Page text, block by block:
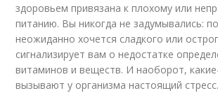
здоровьем привязана к плохому или
питанию. Вы никогда не задумывались:
неожиданно хочется сладкого или
сигнализирует вам о недостатке
витаминов и веществ. И наоборот,
вызывают у организма настоящий стресс.